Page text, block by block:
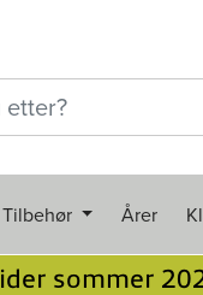
Tilbehør Årer
sommer